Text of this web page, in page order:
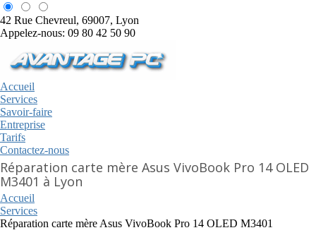
42 Rue Chevreul, 69007, Lyon
Appelez-nous: 09 80 42 50 90
Accueil
Services
Savoir-faire
Entreprise
Tarifs
Contactez-nous
Réparation carte mère Asus VivoBook Pro 14 OLED
M3401 à Lyon
Accueil
Services
Réparation carte mère Asus VivoBook Pro 14 OLED M3401